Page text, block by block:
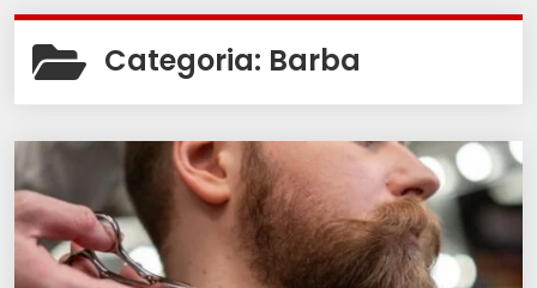
Categoria: Barba